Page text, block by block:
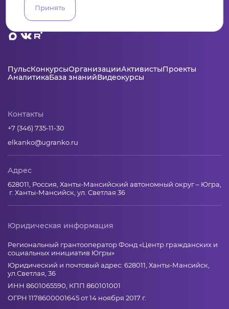
ПульсКонкурсыОрганизацииАктивистыПроекты
АналитикаБаза знанийВидеокурсы
Контакты
+7 (346) 735-11-30
elkanko@ugranko.ru
Адрес
628011, Россия, Ханты-Мансийский автономный округ – Югра,
г. Ханты-Мансийск, ул. Светлая 36
Юридическая информация
Региональный грантооператор Фонд «Центр гражданских и
социальных инициатив Югры»
Юридический и почтовый адрес: 628011, Ханты-Мансийск,
ул.Светлая, 36
ИНН 8601065590, КПП 860101001
ОГРН 1178600001645 от 14 ноября 2017 г.
Принять